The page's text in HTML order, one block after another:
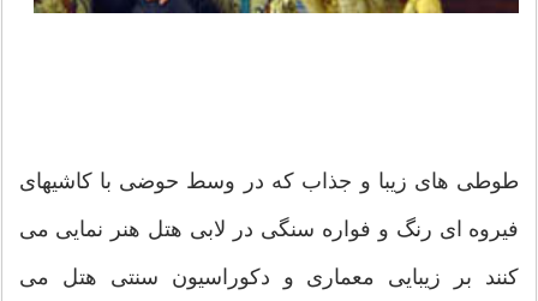
طوطی های زیبا و جذاب که در وسط حوضی با کاشیهای
فیروه ای رنگ و فواره سنگی در لابی هتل هنر نمایی می
کنند بر زیبایی معماری و دکوراسیون سنتی هتل می